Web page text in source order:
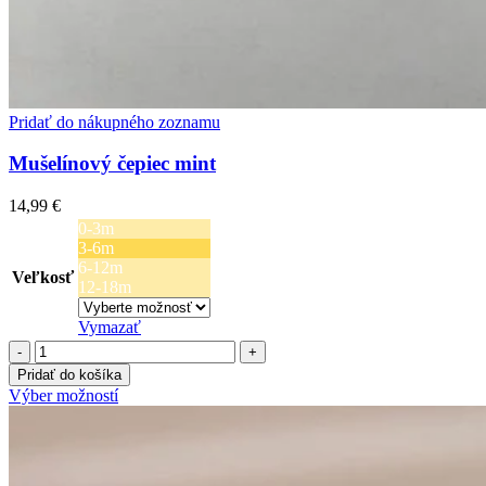
Pridať do nákupného zoznamu
Mušelínový čepiec mint
14,99 €
Veľkosť
0-3m
3-6m
6-12m
12-18m
Vymazať
množstvo
Mušelínový
čepiec
mint
Pridať do košíka
Výber možnostíTento